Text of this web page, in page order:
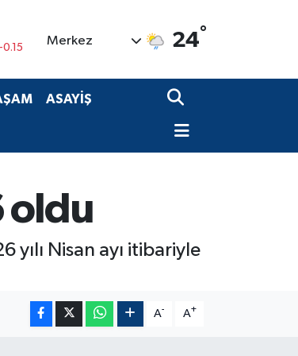
0.15
Merkez 24°
ASAYİŞ
oldu
yılı Nisan ayı itibariyle
A- A+